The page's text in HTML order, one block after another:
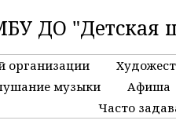
ДО "Детская
организации
музыки Афиша
Часто